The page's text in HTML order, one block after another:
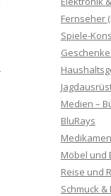
Fernseher
Spiele-
Medien –
BluRays
Möbel und
Reise und
Schmuck